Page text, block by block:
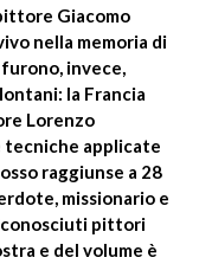
Giacomo
nella memoria di
invece,
la Francia
Lorenzo
tecniche applicate
raggiunse a 28
missionario e
pittori
e del volume è